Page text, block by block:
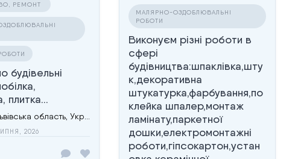
РЕМОНТ
будівельні
плитка...
2026
МАЛЯРНО-ОЗДОБЛЮВАЛЬНІ
РОБОТИ
Виконуєм різні роботи в
сфері
будівництва:шпаклівка,шту
к,декоративна
штукатурка,фарбування,по
клейка шпалер,монтаж
ламінату,паркетної
дошки,електромонтажні
роботи,гіпсокартон,устан